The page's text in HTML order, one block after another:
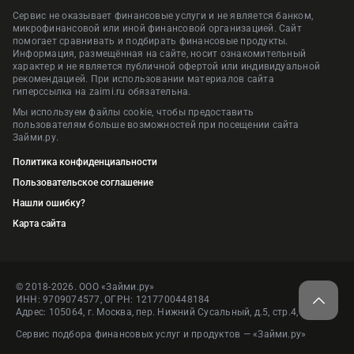
Сервис не оказывает финансовые услуги и не является банком,
микрофинансовой или иной финансовой организацией. Сайт
помогает сравнивать и подбирать финансовые продукты.
Информация, размещённая на сайте, носит ознакомительный
характер и не является публичной офертой или индивидуальной
рекомендацией. При использовании материалов сайта
гиперссылка на zaimi.ru обязательна.
Мы используем файлы cookie, чтобы предоставить
пользователям больше возможностей при посещении сайта
Займи.ру.
Политика конфиденциальности
Пользовательское соглашение
Нашли ошибку?
Карта сайта
© 2018-2026. ООО «Займи.ру»
ИНН: 9709074577, ОГРН: 1217700448184
Адрес: 105064, г. Москва, пер. Нижний Сусальный, д.5, стр.4, пом.1
Сервис подбора финансовых услуг и продуктов — «Займи.ру»